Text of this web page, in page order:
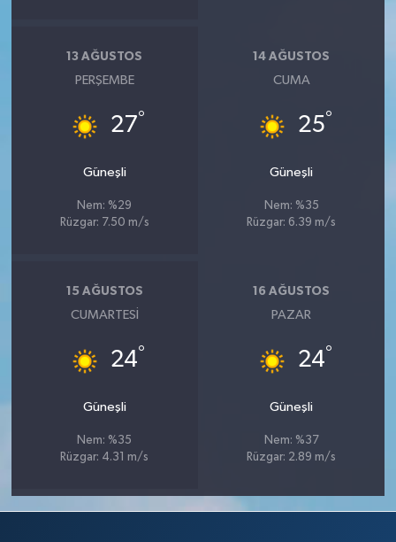
13 AĞUSTOS
PERŞEMBE
27°
Güneşli
Nem: %29
Rüzgar: 7.50 m/s
14 AĞUSTOS
CUMA
25°
Güneşli
Nem: %35
Rüzgar: 6.39 m/s
15 AĞUSTOS
CUMARTESI
24°
Güneşli
Nem: %35
Rüzgar: 4.31 m/s
16 AĞUSTOS
PAZAR
24°
Güneşli
Nem: %37
Rüzgar: 2.89 m/s